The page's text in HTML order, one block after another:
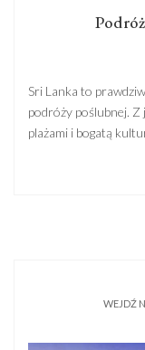
Sri Lanka to
podróży poślubnej.
plażami i bogatą
WEJDŹ